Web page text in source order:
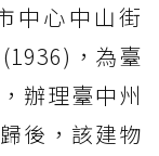
中心中山街
，為臺
辦理臺中州
後，該建物